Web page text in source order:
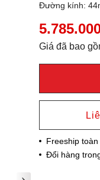
Đường kính:
Giá đã bao
Freeship
Đổi hàng